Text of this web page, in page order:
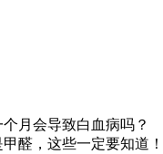
月会导致白血病吗？
醛，这些一定要知道！